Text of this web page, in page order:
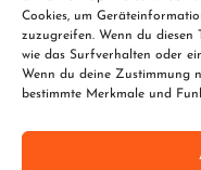
Cookies, um
zuzugreifen. Wenn du diesen
wie das Surfverhalten oder
Wenn du deine Zustimmung
bestimmte Merkmale und